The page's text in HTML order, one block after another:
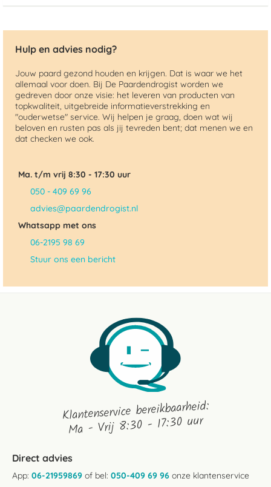
Hulp en advies nodig?
Jouw paard gezond houden en krijgen. Dat is waar we het
allemaal voor doen. Bij De Paardendrogist worden we
gedreven door onze visie: het leveren van producten van
topkwaliteit, uitgebreide informatieverstrekking en
"ouderwetse" service. Wij helpen je graag, doen wat wij
beloven en rusten pas als jij tevreden bent; dat menen we en
dat checken we ook.
Ma. t/m vrij 8:30 - 17:30 uur
050 - 409 69 96
advies@paardendrogist.nl
Whatsapp met ons
06-2195 98 69
Stuur ons een bericht
Klantenservice bereikbaarheid:
Ma - Vrij 8:30 - 17:30 uur
Direct advies
App: 06-21959869 of bel: 050-409 69 96 onze klantenservice